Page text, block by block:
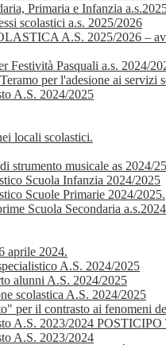
Primaria e Infanzia
scolastici a.s. 2025/2026
A.S. 2025/2026 –
Festività Pasquali a.s. 2024/
per l'adesione ai servizi
A.S. 2024/2025
locali scolastici.
strumento musicale as 2024/25
Scuola Infanzia 2024/2025
Scuole Primarie 2024/2025.
Scuola Secondaria
aprile 2024.
A.S. 2024/2025
alunni A.S. 2024/2025
scolastica A.S. 2024/2025
per il contrasto ai fenomeni
A.S. 2023/2024
A.S. 2023/2024